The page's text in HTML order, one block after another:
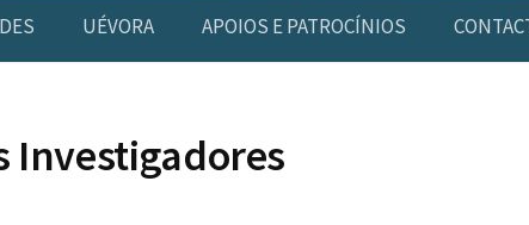
UÉVORA APOIOS E PATROCÍNIOS
Investigadores